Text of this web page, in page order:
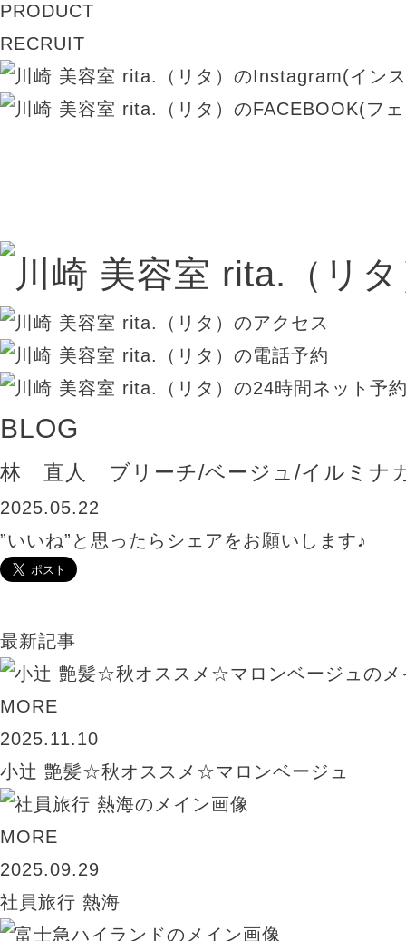
PRODUCT
RECRUIT
BLOG
林 直人 ブリーチ/ベージュ/イルミナ
2025.05.22
”いいね”と思ったらシェアをお願いします♪
最新記事
MORE
2025.11.10
小辻 艶髪☆秋オススメ☆マロンベージュ
MORE
2025.09.29
社員旅行 熱海